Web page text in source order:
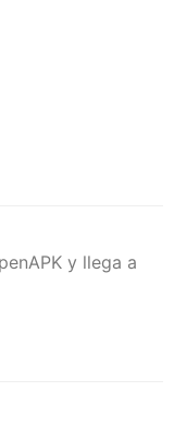
y llega a